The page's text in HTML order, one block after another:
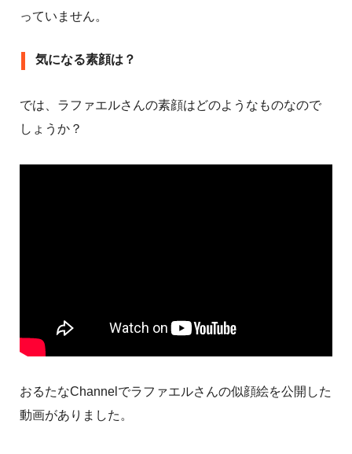
っていません。
気になる素顔は？
では、ラファエルさんの素顔はどのようなものなので
しょうか？
おるたなChannelでラファエルさんの似顔絵を公開した
動画がありました。